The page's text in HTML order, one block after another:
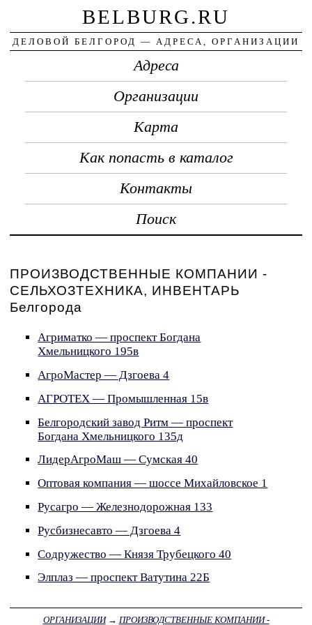
BELBURG.RU
ДЕЛОВОЙ БЕЛГОРОД — АДРЕСА, ОРГАНИЗАЦИИ
Адреса
Организации
Карта
Как попасть в каталог
Контакты
Поиск
ПРОИЗВОДСТВЕННЫЕ КОМПАНИИ -
СЕЛЬХОЗТЕХНИКА, ИНВЕНТАРЬ
Белгорода
Агриматко — проспект Богдана
Хмельницкого 195в
АгроМастер — Дзгоева 4
АГРОТЕХ — Промышленная 15в
Белгородский завод Ритм — проспект
Богдана Хмельницкого 135д
ЛидерАгроМаш — Сумская 40
Оптовая компания — шоссе Михайловское 1
Русагро — Железнодорожная 133
Русбизнесавто — Дзгоева 4
Содружество — Князя Трубецкого 40
Элплаз — проспект Ватутина 22Б
ОРГАНИЗАЦИИ→ ПРОИЗВОДСТВЕННЫЕ КОМПАНИИ -